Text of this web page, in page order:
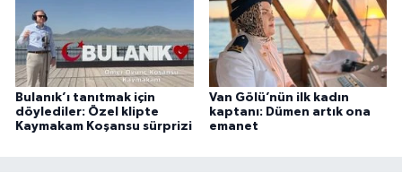
Bulanık’ı tanıtmak için
döylediler: Özel klipte
Kaymakam Koşansu sürprizi
Van Gölü’nün ilk kadın
kaptanı: Dümen artık ona
emanet